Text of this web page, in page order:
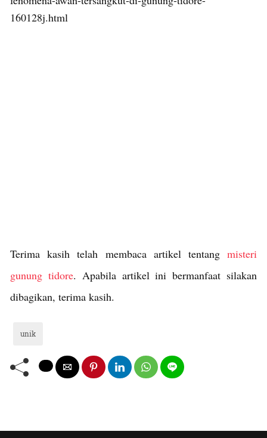
160128j.html
Terima kasih telah membaca artikel tentang misteri
gunung tidore. Apabila artikel ini bermanfaat silakan
dibagikan, terima kasih.
unik